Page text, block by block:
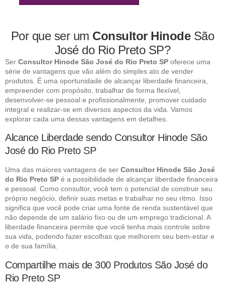
Por que ser um Consultor HinodeSão
José do Rio Preto SP?
Ser Consultor Hinode São José do Rio Preto SP oferece uma
série de vantagens que vão além do simples ato de vender
produtos. É uma oportunidade de alcançar liberdade financeira,
empreender com propósito, trabalhar de forma flexível,
desenvolver-se pessoal e profissionalmente, promover cuidado
integral e realizar-se em diversos aspectos da vida. Vamos
explorar cada uma dessas vantagens em detalhes.
Alcance Liberdade sendo Consultor Hinode São
José do Rio Preto SP
Uma das maiores vantagens de ser Consultor Hinode São José
do Rio Preto SP é a possibilidade de alcançar liberdade financeira
e pessoal. Como consultor, você tem o potencial de construir seu
próprio negócio, definir suas metas e trabalhar no seu ritmo. Isso
significa que você pode criar uma fonte de renda sustentável que
não depende de um salário fixo ou de um emprego tradicional. A
liberdade financeira permite que você tenha mais controle sobre
sua vida, podendo fazer escolhas que melhorem seu bem-estar e
o de sua família.
Compartilhe mais de 300 Produtos São José do
Rio Preto SP